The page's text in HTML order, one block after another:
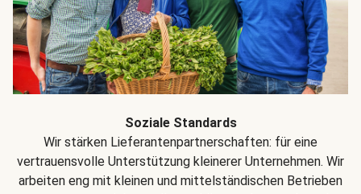
Soziale Standards
Wir stärken Lieferantenpartnerschaften: für eine
vertrauensvolle Unterstützung kleinerer Unternehmen. Wir
arbeiten eng mit kleinen und mittelständischen Betrieben